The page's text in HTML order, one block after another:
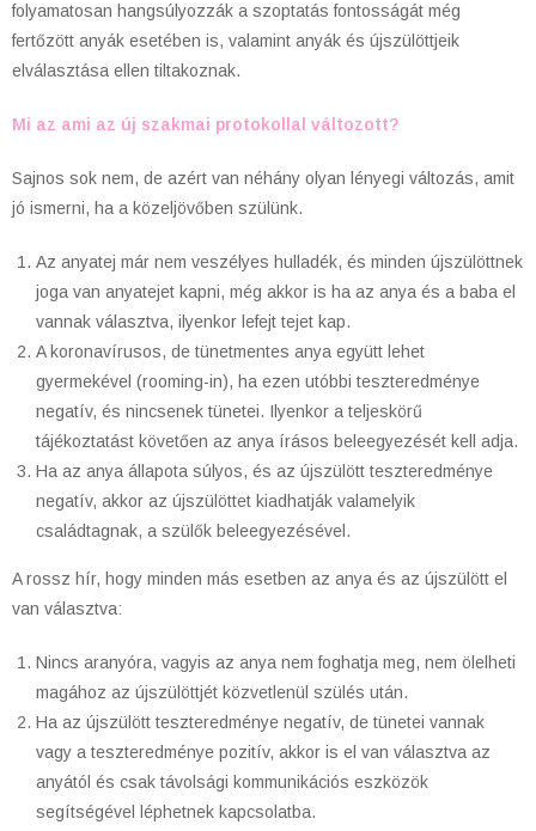
folyamatosan hangsúlyozzák a szoptatás fontosságát még
fertőzött anyák esetében is, valamint anyák és újszülöttjeik
elválasztása ellen tiltakoznak.
Mi az ami az új szakmai protokollal változott?
Sajnos sok nem, de azért van néhány olyan lényegi változás, amit
jó ismerni, ha a közeljövőben szülünk.
Az anyatej már nem veszélyes hulladék, és minden újszülöttnek
joga van anyatejet kapni, még akkor is ha az anya és a baba el
vannak választva, ilyenkor lefejt tejet kap.
A koronavírusos, de tünetmentes anya együtt lehet
gyermekével (rooming-in), ha ezen utóbbi teszteredménye
negatív, és nincsenek tünetei. Ilyenkor a teljeskörű
tájékoztatást követően az anya írásos beleegyezését kell adja.
Ha az anya állapota súlyos, és az újszülött teszteredménye
negatív, akkor az újszülöttet kiadhatják valamelyik
családtagnak, a szülők beleegyezésével.
A rossz hír, hogy minden más esetben az anya és az újszülött el
van választva:
Nincs aranyóra, vagyis az anya nem foghatja meg, nem ölelheti
magához az újszülöttjét közvetlenül szülés után.
Ha az újszülött teszteredménye negatív, de tünetei vannak
vagy a teszteredménye pozitív, akkor is el van választva az
anyától és csak távolsági kommunikációs eszközök
segítségével léphetnek kapcsolatba.